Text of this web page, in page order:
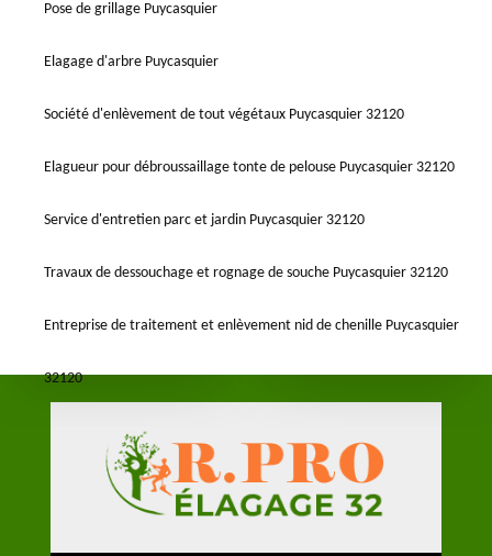
Pose de grillage Puycasquier
Elagage d'arbre Puycasquier
Société d'enlèvement de tout végétaux Puycasquier 32120
Elagueur pour débroussaillage tonte de pelouse Puycasquier 32120
Service d'entretien parc et jardin Puycasquier 32120
Travaux de dessouchage et rognage de souche Puycasquier 32120
Entreprise de traitement et enlèvement nid de chenille Puycasquier
32120